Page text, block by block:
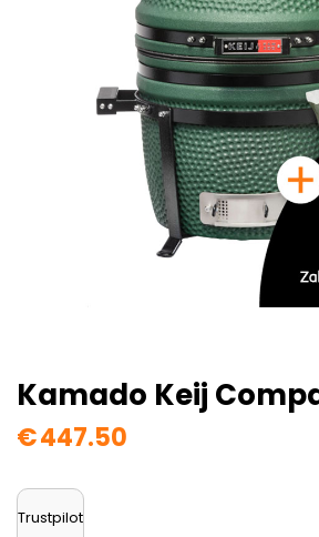
Kamado Keij
€447.50
Trustpilot